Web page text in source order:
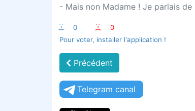
- Mais non Madame ! Je parlais de
:-) 0 :-(
0
Pour voter, installer l'application !
Précédent
Telegram canal